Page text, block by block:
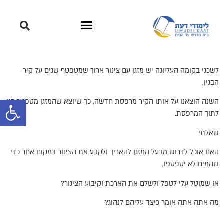
פתח
לשכני בקומה העליונה יש מזגן עם צינור ארוך שמטפטף שנים על קיר
הבנין,
השנה הוצאנו על אותו הקיר מרפסת חדשה, כך שיוצא שהמזגן מטפטף לנו
לתוך המרפסת.
שאלתי
האם אוכל לדרוש מבעל המזגן להאריך ולקבע את הצינור במקום אחר כדי
שהמים לא יטפטפו,
או שמוטל עלי לטפל ולשלם את הארכת וקיבוע הצינור?
מה אתה אתה אומר כיצד עליהם לנהוג?